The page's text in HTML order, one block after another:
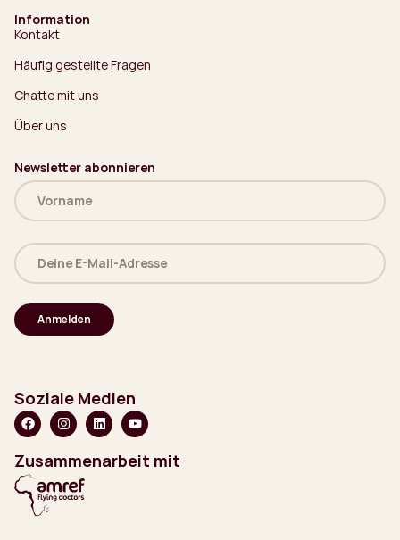
Information
Kontakt
Häufig gestellte Fragen
Chatte mit uns
Über uns
Newsletter abonnieren
Name
(erforderlich)
Deine
E-
Mail-
(erforderlich)
Soziale Medien
Zusammenarbeit mit